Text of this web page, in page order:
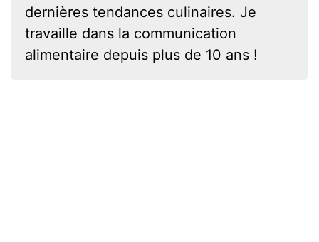
dernières tendances culinaires. Je
travaille dans la communication
alimentaire depuis plus de 10 ans !